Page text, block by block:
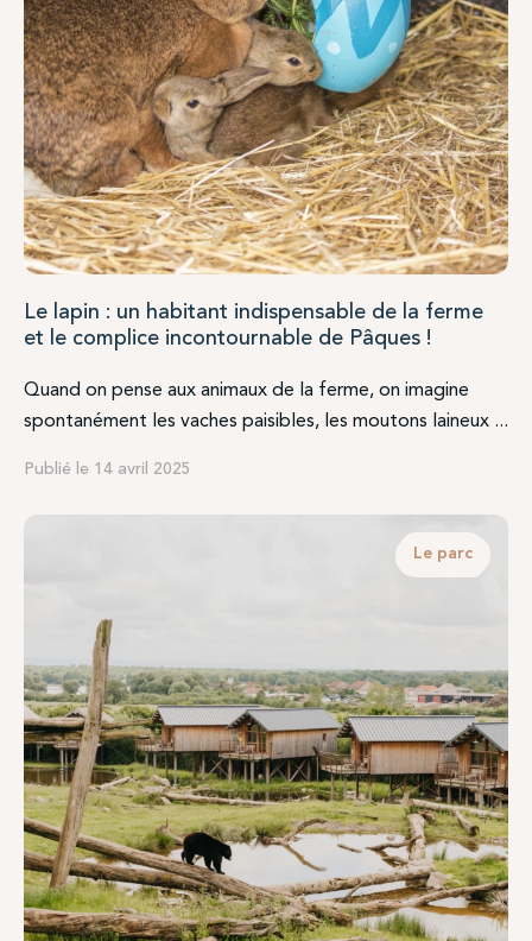
Le lapin : un habitant indispensable de la ferme
et le complice incontournable de Pâques !
Quand on pense aux animaux de la ferme, on imagine
spontanément les vaches paisibles, les moutons laineux ...
Publié le 14 avril 2025
Le parc